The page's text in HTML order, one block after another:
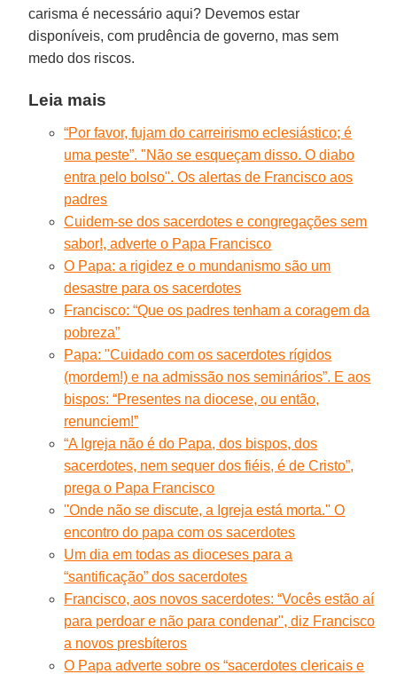
carisma é necessário aqui? Devemos estar
disponíveis, com prudência de governo, mas sem
medo dos riscos.
Leia mais
“Por favor, fujam do carreirismo eclesiástico; é
uma peste”. "Não se esqueçam disso. O diabo
entra pelo bolso". Os alertas de Francisco aos
padres
Cuidem-se dos sacerdotes e congregações sem
sabor!, adverte o Papa Francisco
O Papa: a rigidez e o mundanismo são um
desastre para os sacerdotes
Francisco: “Que os padres tenham a coragem da
pobreza”
Papa: "Cuidado com os sacerdotes rígidos
(mordem!) e na admissão nos seminários”. E aos
bispos: “Presentes na diocese, ou então,
renunciem!”
“A Igreja não é do Papa, dos bispos, dos
sacerdotes, nem sequer dos fiéis, é de Cristo”,
prega o Papa Francisco
''Onde não se discute, a Igreja está morta.'' O
encontro do papa com os sacerdotes
Um dia em todas as dioceses para a
“santificação” dos sacerdotes
Francisco, aos novos sacerdotes: “Vocês estão aí
para perdoar e não para condenar", diz Francisco
a novos presbíteros
O Papa adverte sobre os “sacerdotes clericais e